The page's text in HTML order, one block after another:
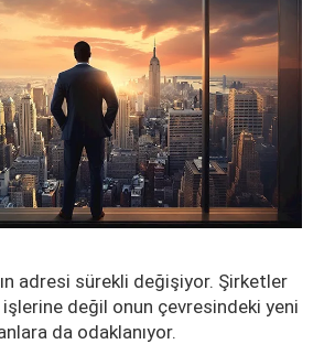
adresi sürekli değişiyor. Şirketler
değil onun çevresindeki yeni
da odaklanıyor.